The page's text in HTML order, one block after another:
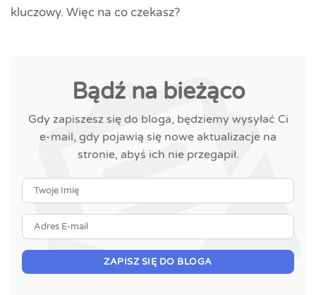
kluczowy. Więc na co czekasz?
Bądź na bieżąco
Gdy zapiszesz się do bloga, będziemy wysyłać Ci
e-mail, gdy pojawią się nowe aktualizacje na
stronie, abyś ich nie przegapił.
ZAPISZ SIĘ DO BLOGA